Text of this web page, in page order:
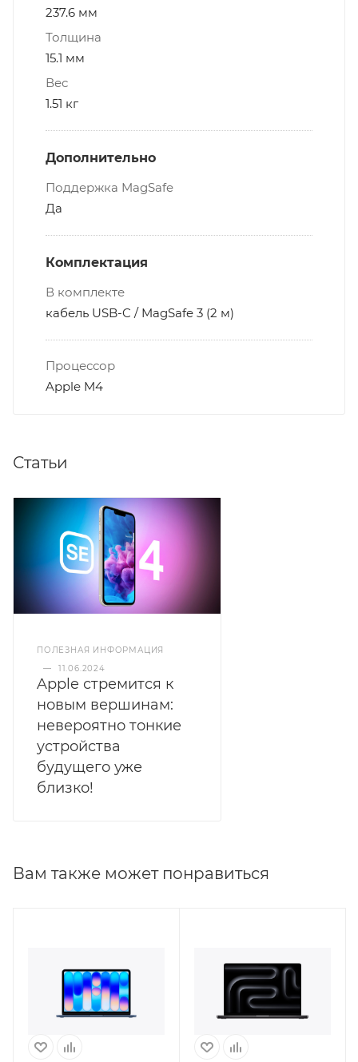
237.6 мм
Толщина
15.1 мм
Вес
1.51 кг
Дополнительно
Поддержка MagSafe
Да
Комплектация
В комплекте
кабель USB-C / MagSafe 3 (2 м)
Процессор
Apple M4
Статьи
ПОЛЕЗНАЯ ИНФОРМАЦИЯ
—
11.06.2024
Apple стремится к
новым вершинам:
невероятно тонкие
устройства
будущего уже
близко!
Вам также может понравиться